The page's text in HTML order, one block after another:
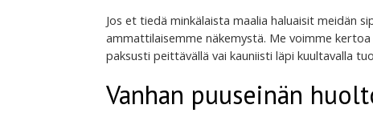
Jos et tiedä minkälaista maalia haluaisit meidän
ammattilaisemme näkemystä. Me voimme
paksusti peittävällä vai kauniisti läpi kuultavalla
Vanhan puuseinän